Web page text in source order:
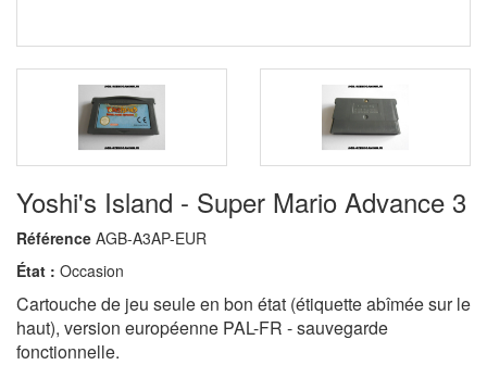
Yoshi's Island - Super Mario Advance 3
Référence AGB-A3AP-EUR
État : Occasion
Cartouche de jeu seule en bon état (étiquette abîmée sur le
haut), version européenne PAL-FR - sauvegarde
fonctionnelle.